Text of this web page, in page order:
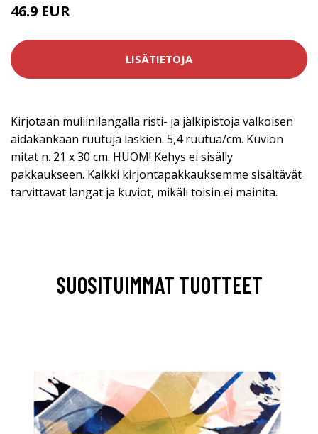
46.9 EUR
LISÄTIETOJA
Kirjotaan muliinilangalla risti- ja jälkipistoja valkoisen
aidakankaan ruutuja laskien. 5,4 ruutua/cm. Kuvion
mitat n. 21 x 30 cm. HUOM! Kehys ei sisälly
pakkaukseen. Kaikki kirjontapakkauksemme sisältävät
tarvittavat langat ja kuviot, mikäli toisin ei mainita.
SUOSITUIMMAT TUOTTEET